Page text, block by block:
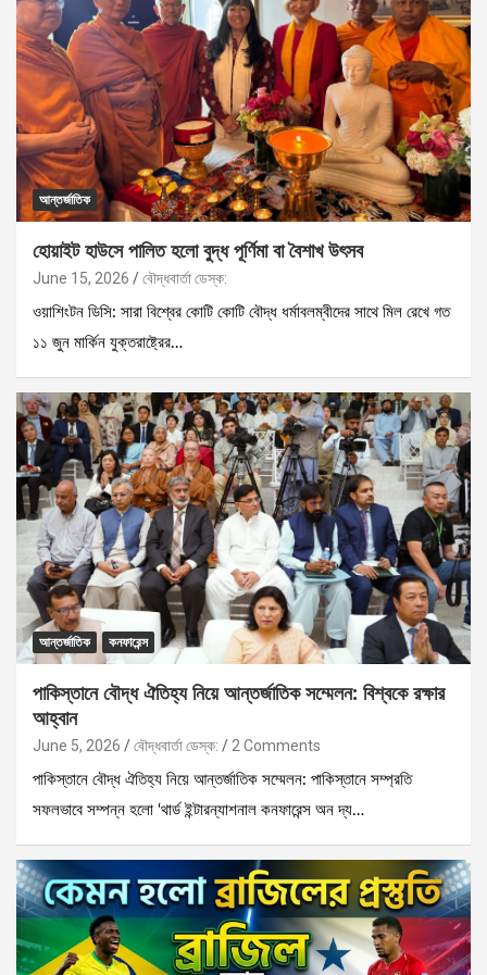
আন্তর্জাতিক
হোয়াইট হাউসে পালিত হলো বুদ্ধ পূর্ণিমা বা বৈশাখ উৎসব
June 15, 2026 বৌদ্ধবার্তা ডেস্ক:
ওয়াশিংটন ডিসি: সারা বিশ্বের কোটি কোটি বৌদ্ধ ধর্মাবলম্বীদের সাথে মিল রেখে গত
১১ জুন মার্কিন যুক্তরাষ্ট্রের…
আন্তর্জাতিক কনফারেন্স
পাকিস্তানে বৌদ্ধ ঐতিহ্য নিয়ে আন্তর্জাতিক সম্মেলন: বিশ্বকে রক্ষার
আহ্বান
June 5, 2026 বৌদ্ধবার্তা ডেস্ক: 2 Comments
পাকিস্তানে বৌদ্ধ ঐতিহ্য নিয়ে আন্তর্জাতিক সম্মেলন: পাকিস্তানে সম্প্রতি
সফলভাবে সম্পন্ন হলো ‘থার্ড ইন্টারন্যাশনাল কনফারেন্স অন দ্য…